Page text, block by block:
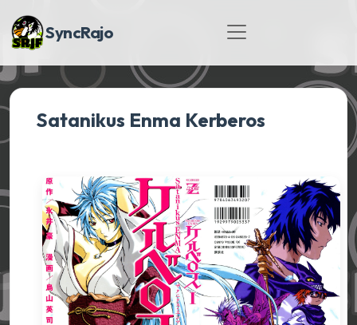
SyncRajo
Satanikus Enma Kerberos